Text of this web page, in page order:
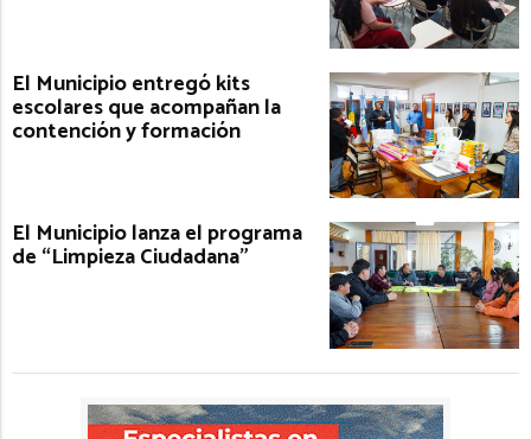
El Municipio entregó kits
escolares que acompañan la
contención y formación
El Municipio lanza el programa
de “Limpieza Ciudadana”